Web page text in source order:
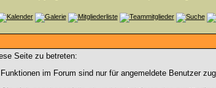
Seite zu betreten:
im Forum sind nur für angemeldete Benutzer